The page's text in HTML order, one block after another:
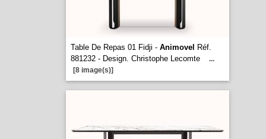
Table De Repas 01 Fidji - Animovel
Réf.
881232 - Design. Christophe Lecomte
...
[8 image(s)]